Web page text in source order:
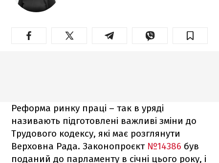
Реформа ринку праці – так в уряді
називають підготовлені важливі зміни до
Трудового кодексу, які має розглянути
Верховна Рада. Законопроєкт №14386 був
поданий до парламенту в січні цього року, і